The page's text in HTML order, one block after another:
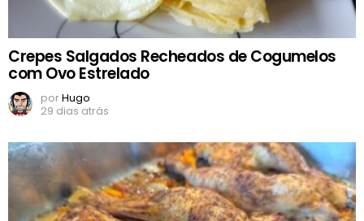
Crepes Salgados Recheados de Cogumelos
com Ovo Estrelado
porHugo
29 dias atrás